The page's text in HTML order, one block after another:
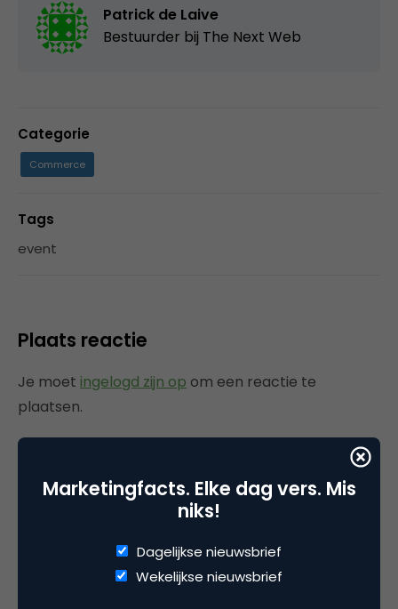
Patrick de Laive
Bestuurder bij The Next Web
Categorie
Commerce
Tags
event
Plaats reactie
Je moet ingelogd zijn op om een reactie te
plaatsen.
Gerelateerde artikelen
Rebel with or without a cause?
Wake-upcall voor ontwerpers
en merkeigenaren
Marketingfacts. Elke dag vers. Mis
niks!
Dagelijkse nieuwsbrief
Wekelijkse nieuwsbrief